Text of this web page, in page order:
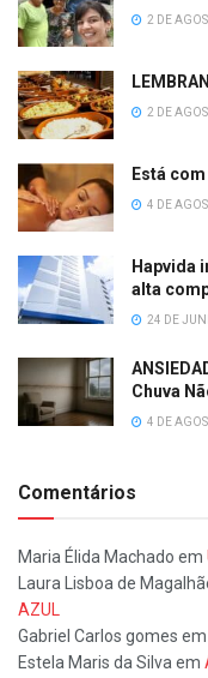
2 DE
2 DE
Está
4 DE
Hapvida
alta
24 DE
Chuva
4 DE
Comentários
Maria Élida Machado em
Laura Lisboa de
AZUL
Gabriel Carlos gomes em
Estela Maris da Silvaem